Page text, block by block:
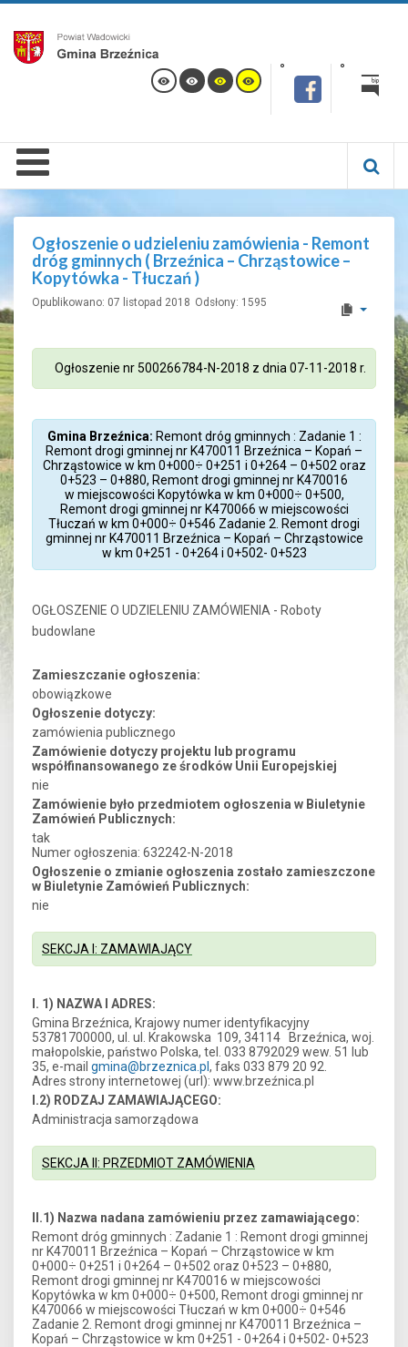
Ogłoszenie o udzieleniu zamówienia - Remont
dróg gminnych ( Brzeźnica – Chrząstowice –
Kopytówka - Tłuczań )
Opublikowano: 07 listopad 2018 Odsłony: 1595
Ogłoszenie nr 500266784-N-2018 z dnia 07-11-2018 r.
Gmina Brzeźnica: Remont dróg gminnych : Zadanie 1 :
Remont drogi gminnej nr K470011 Brzeźnica – Kopań –
Chrząstowice w km 0+000÷ 0+251 i 0+264 – 0+502 oraz
0+523 – 0+880, Remont drogi gminnej nr K470016
w miejscowości Kopytówka w km 0+000÷ 0+500,
Remont drogi gminnej nr K470066 w miejscowości
Tłuczań w km 0+000÷ 0+546 Zadanie 2. Remont drogi
gminnej nr K470011 Brzeźnica – Kopań – Chrząstowice
w km 0+251 - 0+264 i 0+502- 0+523
OGŁOSZENIE O UDZIELENIU ZAMÓWIENIA - Roboty
budowlane
Zamieszczanie ogłoszenia:
obowiązkowe
Ogłoszenie dotyczy:
zamówienia publicznego
Zamówienie dotyczy projektu lub programu
współfinansowanego ze środków Unii Europejskiej
nie
Zamówienie było przedmiotem ogłoszenia w Biuletynie
Zamówień Publicznych:
tak
Numer ogłoszenia: 632242-N-2018
Ogłoszenie o zmianie ogłoszenia zostało zamieszczone
w Biuletynie Zamówień Publicznych:
nie
SEKCJA I: ZAMAWIAJĄCY
I. 1) NAZWA I ADRES:
Gmina Brzeźnica, Krajowy numer identyfikacyjny
53781700000, ul. ul. Krakowska 109, 34114 Brzeźnica, woj.
małopolskie, państwo Polska, tel. 033 8792029 wew. 51 lub
35, e-mail gmina@brzeznica.pl , faks 033 879 20 92.
Adres strony internetowej (url): www.brzeźnica.pl
I.2) RODZAJ ZAMAWIAJĄCEGO:
Administracja samorządowa
SEKCJA II: PRZEDMIOT ZAMÓWIENIA
II.1) Nazwa nadana zamówieniu przez zamawiającego:
Remont dróg gminnych : Zadanie 1 : Remont drogi gminnej
nr K470011 Brzeźnica – Kopań – Chrząstowice w km
0+000÷ 0+251 i 0+264 – 0+502 oraz 0+523 – 0+880,
Remont drogi gminnej nr K470016 w miejscowości
Kopytówka w km 0+000÷ 0+500, Remont drogi gminnej nr
K470066 w miejscowości Tłuczań w km 0+000÷ 0+546
Zadanie 2. Remont drogi gminnej nr K470011 Brzeźnica –
Kopań – Chrząstowice w km 0+251 - 0+264 i 0+502- 0+523